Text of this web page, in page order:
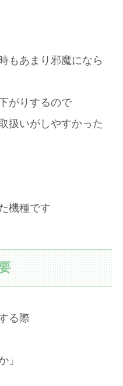
もあまり邪魔になら
がりするので
扱いがしやすかった
機種です
る際
」